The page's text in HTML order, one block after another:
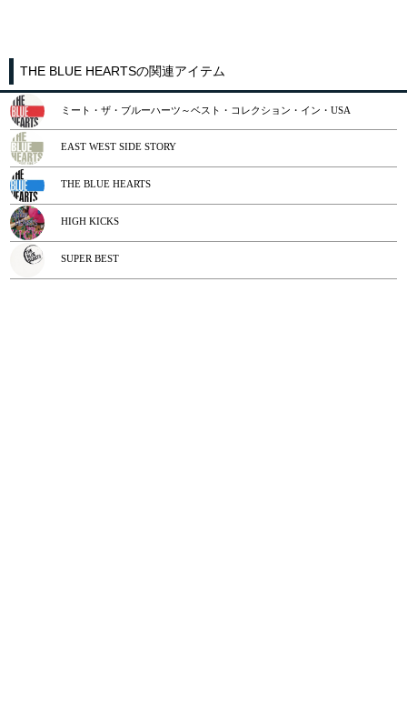
THE BLUE HEARTSの関連アイテム
ミート・ザ・ブルーハーツ～ベスト・コレクション・イン・USA
EAST WEST SIDE STORY
THE BLUE HEARTS
HIGH KICKS
SUPER BEST